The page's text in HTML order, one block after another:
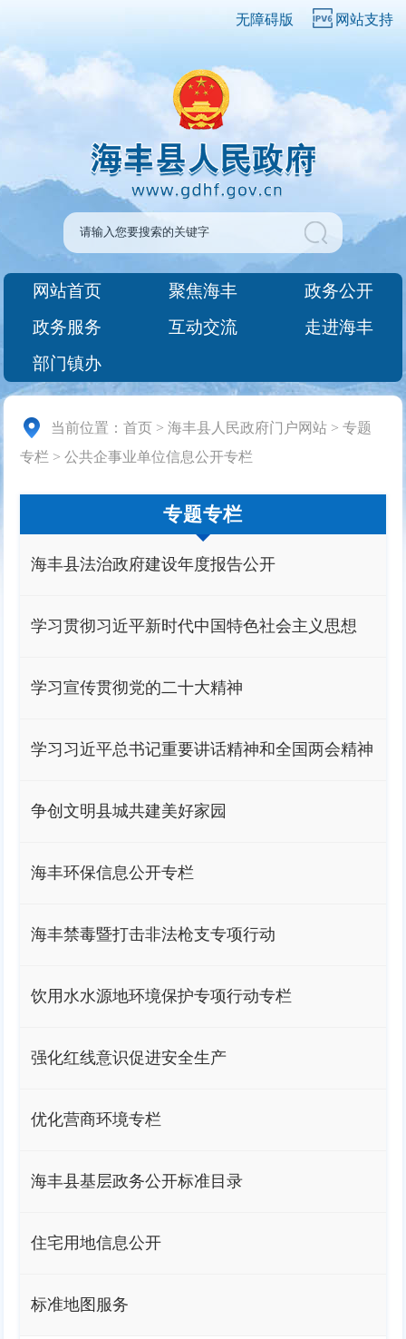
无障碍版 网站支持
网站首页 聚焦海丰
政务公开
政务服务
互动交流
走进海丰
部门镇办
当前位置：首页 >海丰县人民政府门户网站 >专题
专栏 >公共企事业单位信息公开专栏
专题专栏
海丰县法治政府建设年度报告公开
学习贯彻习近平新时代中国特色社会主义思想
学习宣传贯彻党的二十大精神
学习习近平总书记重要讲话精神和全国两会精神
争创文明县城共建美好家园
海丰环保信息公开专栏
海丰禁毒暨打击非法枪支专项行动
饮用水水源地环境保护专项行动专栏
强化红线意识促进安全生产
优化营商环境专栏
海丰县基层政务公开标准目录
住宅用地信息公开
标准地图服务